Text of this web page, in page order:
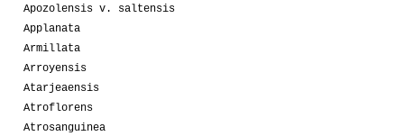
Apozolensis v. saltensis
Applanata
Armillata
Arroyensis
Atarjeaensis
Atroflorens
Atrosanguinea